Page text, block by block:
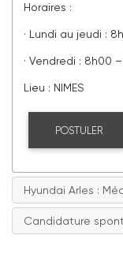
Horaires :
· Lundi au jeudi :
· Vendredi : 8h00
Lieu : NIMES
POSTULER
Hyundai Arles :
Candidature